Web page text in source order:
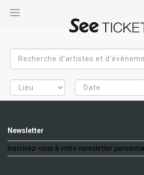
Newsletter
Inscrivez-vous à votre newsletter